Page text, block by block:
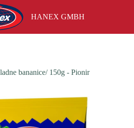
HANEX GMBH
bananice/ 150g - Pionir